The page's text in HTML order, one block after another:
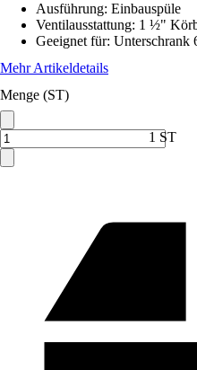
Ausführung: Einbauspüle
Ventilausstattung: 1 ½"
Geeignet für: Unterschrank
Mehr Artikeldetails
Menge (ST)
1 ST